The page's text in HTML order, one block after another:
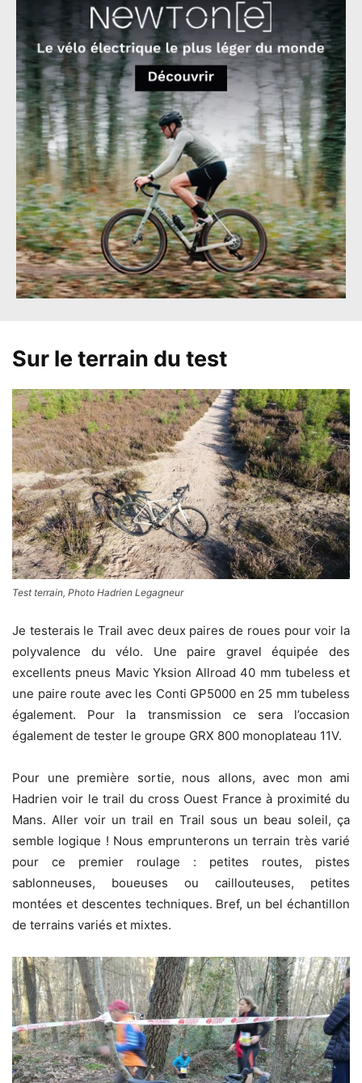
Sur le terrain du test
Test terrain, Photo Hadrien Legagneur
Je testerais le Trail avec deux paires de roues pour voir la
polyvalence du vélo. Une paire gravel équipée des
excellents pneus Mavic Yksion Allroad 40 mm tubeless et
une paire route avec les Conti GP5000 en 25 mm tubeless
également. Pour la transmission ce sera l’occasion
également de tester le groupe GRX 800 monoplateau 11V.
Pour une première sortie, nous allons, avec mon ami
Hadrien voir le trail du cross Ouest France à proximité du
Mans. Aller voir un trail en Trail sous un beau soleil, ça
semble logique ! Nous emprunterons un terrain très varié
pour ce premier roulage : petites routes, pistes
sablonneuses, boueuses ou caillouteuses, petites
montées et descentes techniques. Bref, un bel échantillon
de terrains variés et mixtes.